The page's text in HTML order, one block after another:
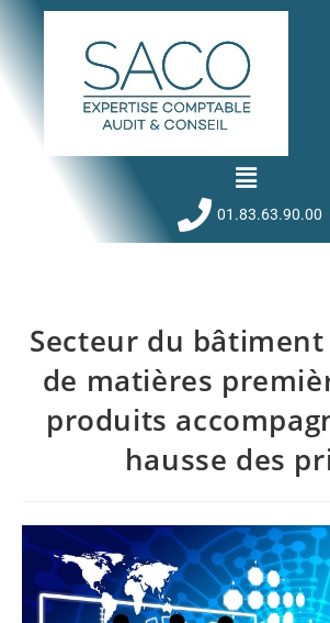
01.83.63.90.00
Secteur du
de matières
produits
hausse des